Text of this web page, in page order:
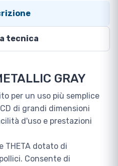
tecnica
GRAY
per un uso più semplice
di grandi dimensioni
d'uso e prestazioni
THETA dotato di
Consente di